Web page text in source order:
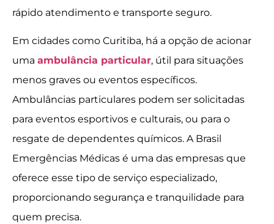
rápido atendimento e transporte seguro.
Em cidades como Curitiba, há a opção de acionar
uma ambulância particular, útil para situações
menos graves ou eventos específicos.
Ambulâncias particulares podem ser solicitadas
para eventos esportivos e culturais, ou para o
resgate de dependentes químicos. A Brasil
Emergências Médicas é uma das empresas que
oferece esse tipo de serviço especializado,
proporcionando segurança e tranquilidade para
quem precisa.